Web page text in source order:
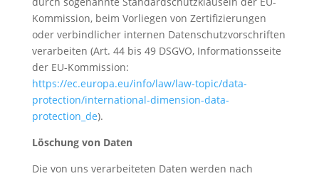
Kommission, beim Vorliegen von Zertifizierungen
oder verbindlicher internen Datenschutzvorschriften
verarbeiten (Art. 44 bis 49 DSGVO, Informationsseite
der EU-Kommission:
https://ec.europa.eu/info/law/law-topic/data-
protection/international-dimension-data-
protection_de).
Löschung von Daten
Die von uns verarbeiteten Daten werden nach